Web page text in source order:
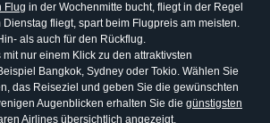
Flug in der Wochenmitte bucht, fliegt in der Regel
fliegt, spart beim Flugpreis am meisten.
als auch für den Rückflug.
nur einem Klick zu den attraktivsten
Bangkok, Sydney oder Tokio. Wählen Sie
das Reiseziel und geben Sie die gewünschten
Augenblicken erhalten Sie die günstigsten
Airlines übersichtlich angezeigt.